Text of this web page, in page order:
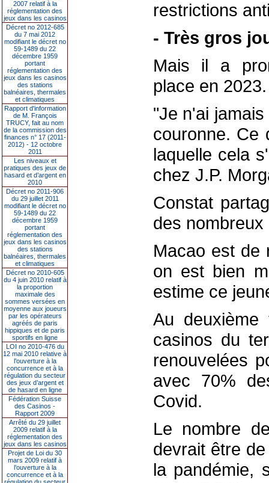
2007 relatif à la
réglementation des
jeux dans les casinos
Décret no 2012-685
du 7 mai 2012
modifiant le décret no
59-1489 du 22
décembre 1959
portant
réglementation des
jeux dans les casinos
des stations
balnéaires, thermales
et climatiques
Rapport d'information
de M. François
TRUCY, fait au nom
de la commission des
finances n° 17 (2011-
2012) - 12 octobre
2011
Les niveaux et
pratiques des jeux de
hasard et d’argent en
2010
Décret no 2011-906
du 29 juillet 2011
modifiant le décret no
59-1489 du 22
décembre 1959
portant
réglementation des
jeux dans les casinos
des stations
balnéaires, thermales
et climatiques
Décret no 2010-605
du 4 juin 2010 relatif à
la proportion
maximale des
sommes versées en
moyenne aux joueurs
par les opérateurs
agréés de paris
hippiques et de paris
sportifs en ligne
LOI no 2010-476 du
12 mai 2010 relative à
l’ouverture à la
concurrence et à la
régulation du secteur
des jeux d’argent et
de hasard en ligne
Fédération Suisse
des Casinos -
Rapport 2009
Arrêté du 29 juillet
2009 relatif à la
réglementation des
jeux dans les casinos
Projet de Loi du 30
mars 2009 relatif à
l’ouverture à la
concurrence et à la
restrictions
- Très gros
Mais il a
place en 2023.
"Je n'ai
couronne. Ce
laquelle cela
chez J.P.
Constat
des
Macao est de
on est bien
estime ce
Au
casinos du
renouvelées
avec 70%
Covid.
Le nombre
devrait être
la pandémie,